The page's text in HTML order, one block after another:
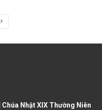
gChúa Nhật XIX Thường Niên